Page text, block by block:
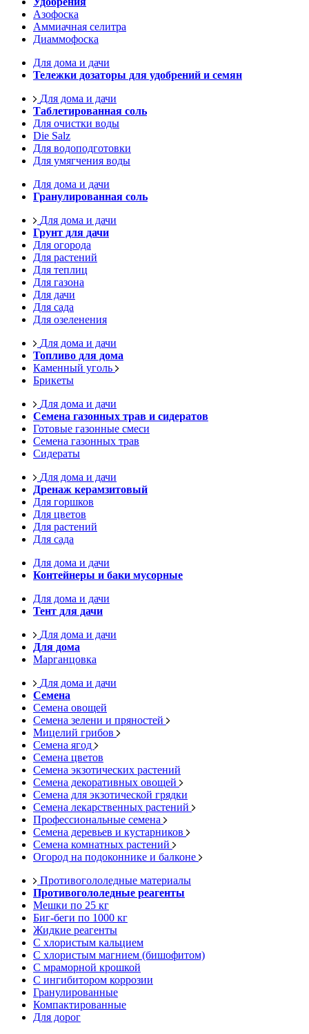
Азофоска
Аммиачная селитра
Диаммофоска
Для дома и дачи
Тележки дозаторы для удобрений и семян
Для дома и дачи
Таблетированная соль
Для очистки воды
Die Salz
Для водоподготовки
Для умягчения воды
Для дома и дачи
Гранулированная соль
Для дома и дачи
Грунт для дачи
Для огорода
Для растений
Для теплиц
Для газона
Для дачи
Для сада
Для озеленения
Для дома и дачи
Топливо для дома
Каменный уголь
Брикеты
Для дома и дачи
Семена газонных трав и сидератов
Готовые газонные смеси
Семена газонных трав
Сидераты
Для дома и дачи
Дренаж керамзитовый
Для горшков
Для цветов
Для растений
Для сада
Для дома и дачи
Контейнеры и баки мусорные
Для дома и дачи
Тент для дачи
Для дома и дачи
Для дома
Марганцовка
Для дома и дачи
Семена
Семена овощей
Семена зелени и пряностей
Мицелий грибов
Семена ягод
Семена цветов
Семена экзотических растений
Семена декоративных овощей
Семена для экзотической грядки
Семена лекарственных растений
Профессиональные семена
Семена деревьев и кустарников
Семена комнатных растений
Огород на подоконнике и балконе
Противогололедные материалы
Противогололедные реагенты
Мешки по 25 кг
Биг-беги по 1000 кг
Жидкие реагенты
С хлористым кальцием
С хлористым магнием (бишофитом)
С мраморной крошкой
С ингибитором коррозии
Гранулированные
Компактированные
Для дорог